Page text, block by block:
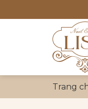
到
Trang